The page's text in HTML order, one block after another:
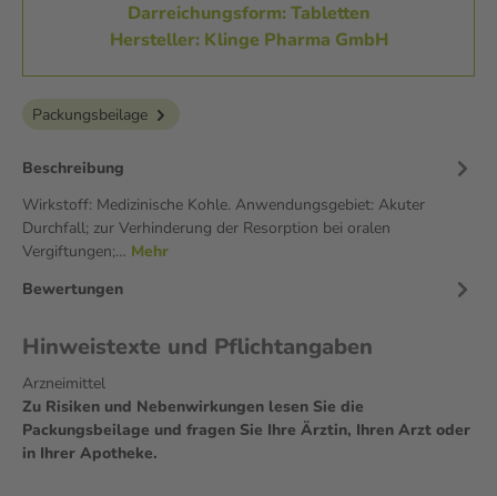
Darreichungsform: Tabletten
Hersteller: Klinge Pharma GmbH
Packungsbeilage
Beschreibung
Wirkstoff: Medizinische Kohle. Anwendungsgebiet: Akuter
Durchfall; zur Verhinderung der Resorption bei oralen
Vergiftungen;… Mehr
Bewertungen
Hinweistexte und Pflichtangaben
Arzneimittel
Zu Risiken und Nebenwirkungen lesen Sie die
Packungsbeilage und fragen Sie Ihre Ärztin, Ihren Arzt oder
in Ihrer Apotheke.